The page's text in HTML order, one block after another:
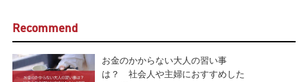
Recommend
お金のかからない大人の習い事
は？ 社会人や主婦におすすめした